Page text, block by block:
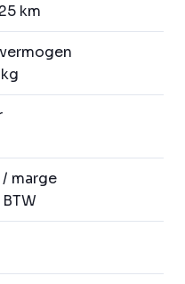
km
kg
/ marge